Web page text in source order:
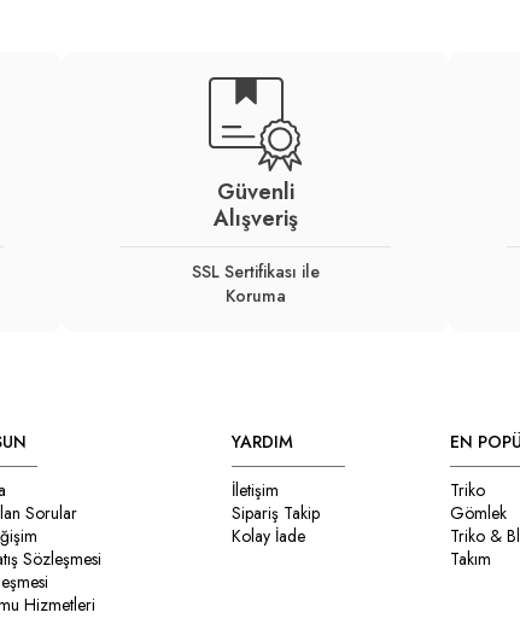
Güvenli
Alışveriş
SSL Sertifikası ile
Koruma
Sorular
Sözleşmesi
Hizmetleri
YARDIM
İletişim
Sipariş Takip
Kolay İade
EN
Triko
Gömlek
Triko &
Takım